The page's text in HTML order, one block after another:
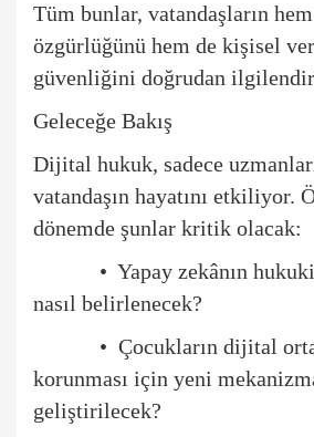
Tüm bunlar, vatandaşların
özgürlüğünü hem de kişisel
güvenliğini doğrudan
Geleceğe Bakış
Dijital hukuk, sadece
vatandaşın hayatını etkiliyor.
dönemde şunlar kritik olacak:
• Yapay zekânın
nasıl belirlenecek?
• Çocukların dijital
korunması için yeni
geliştirilecek?